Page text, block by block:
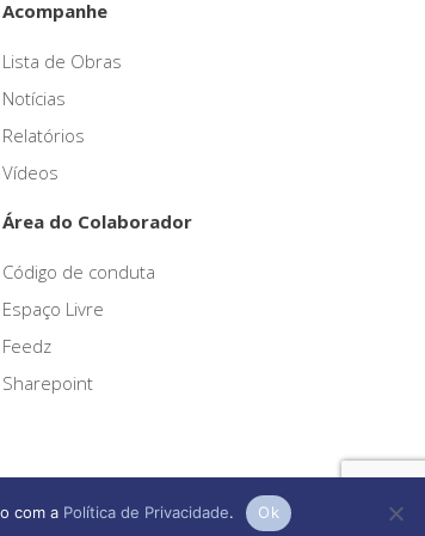
Acompanhe
Lista de Obras
Notícias
Relatórios
Vídeos
Área do Colaborador
Código de conduta
Espaço Livre
Feedz
Sharepoint
com a Política de Privacidade. Ok